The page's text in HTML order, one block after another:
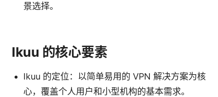
景选择。
Ikuu 的核心要素
Ikuu 的定位：以简单易用的 VPN 解决方案为核
心，覆盖个人用户和小型机构的基本需求。